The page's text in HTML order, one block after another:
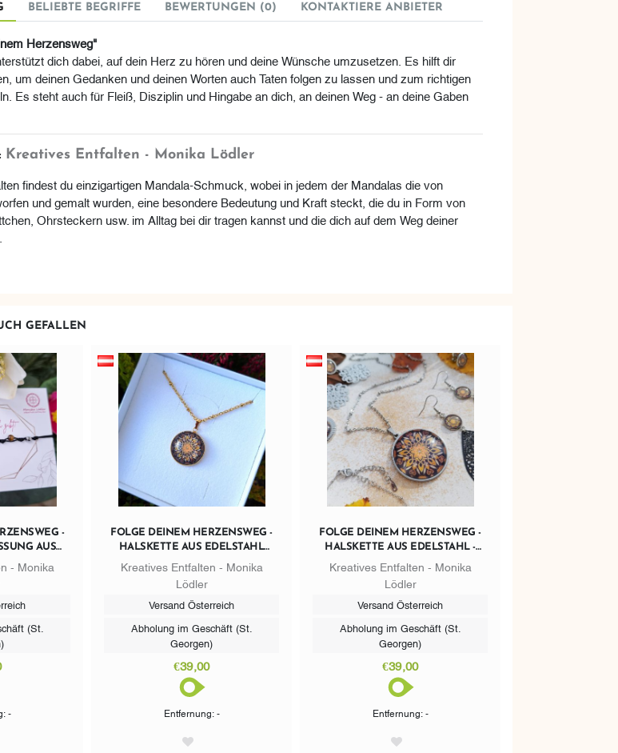
BELIEBTE BEGRIFFE BEWERTUNGEN (0) KONTAKTIERE ANBIETER
Herzensweg"
dich dabei, auf dein Herz zu hören und deine Wünsche umzusetzen. Es hilft dir
um deinen Gedanken und deinen Worten auch Taten folgen zu lassen und zum richtigen
Es steht auch für Fleiß, Disziplin und Hingabe an dich, an deinen Weg - an deine Gaben
Kreatives Entfalten - Monika Lödler
findest du einzigartigen Mandala-Schmuck, wobei in jedem der Mandalas die von
und gemalt wurden, eine besondere Bedeutung und Kraft steckt, die du in Form von
Ohrsteckern usw. im Alltag bei dir tragen kannst und die dich auf dem Weg deiner
GEFALLEN
-
AUS
- Monika
(St.
-
FOLGE DEINEM HERZENSWEG -
HALSKETTE AUS EDELSTAHL
GOLDFARBIG
Kreatives Entfalten - Monika
Lödler
Versand Österreich
Abholung im Geschäft (St.
Georgen)
€39,00
Entfernung: -
FOLGE DEINEM HERZENSWEG -
HALSKETTE AUS EDELSTAHL -
75CM
Kreatives Entfalten - Monika
Lödler
Versand Österreich
Abholung im Geschäft (St.
Georgen)
€39,00
Entfernung: -